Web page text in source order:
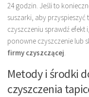
24 godzin. Jeśli to
suszarki, aby
czyszczeniu sprawdź
ponowne czyszczenie lub
firmy czyszczącej
Metody i środki
czyszczenia